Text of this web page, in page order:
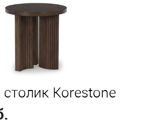
Korestone